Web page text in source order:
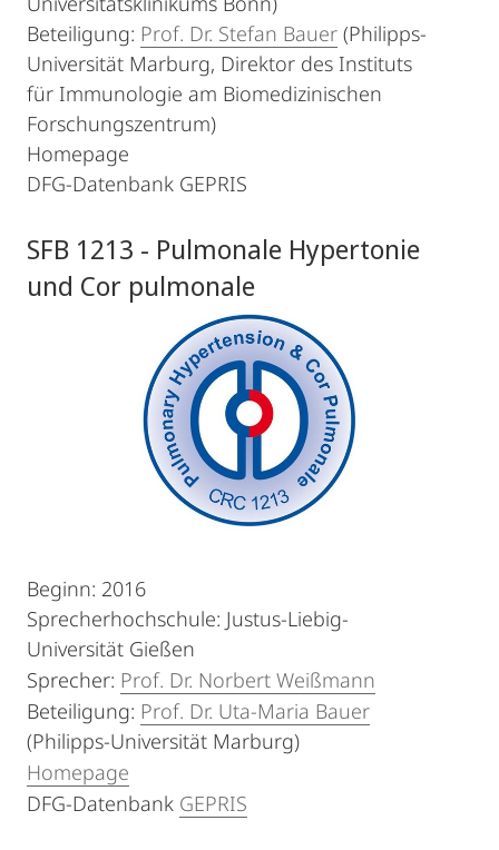
Beteiligung: Prof. Dr. Stefan Bauer (Philipps-
Universität Marburg, Direktor des Instituts
für Immunologie am Biomedizinischen
Forschungszentrum)
Homepage
DFG-Datenbank GEPRIS
SFB 1213 - Pulmonale Hypertonie
und Cor pulmonale
Beginn: 2016
Sprecherhochschule: Justus-Liebig-
Universität Gießen
Sprecher: Prof. Dr. Norbert Weißmann
Beteiligung: Prof. Dr. Uta-Maria Bauer
(Philipps-Universität Marburg)
Homepage
DFG-Datenbank GEPRIS